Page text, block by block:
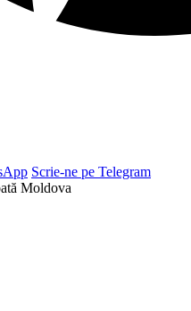
Scrie-ne pe Telegram
Moldova